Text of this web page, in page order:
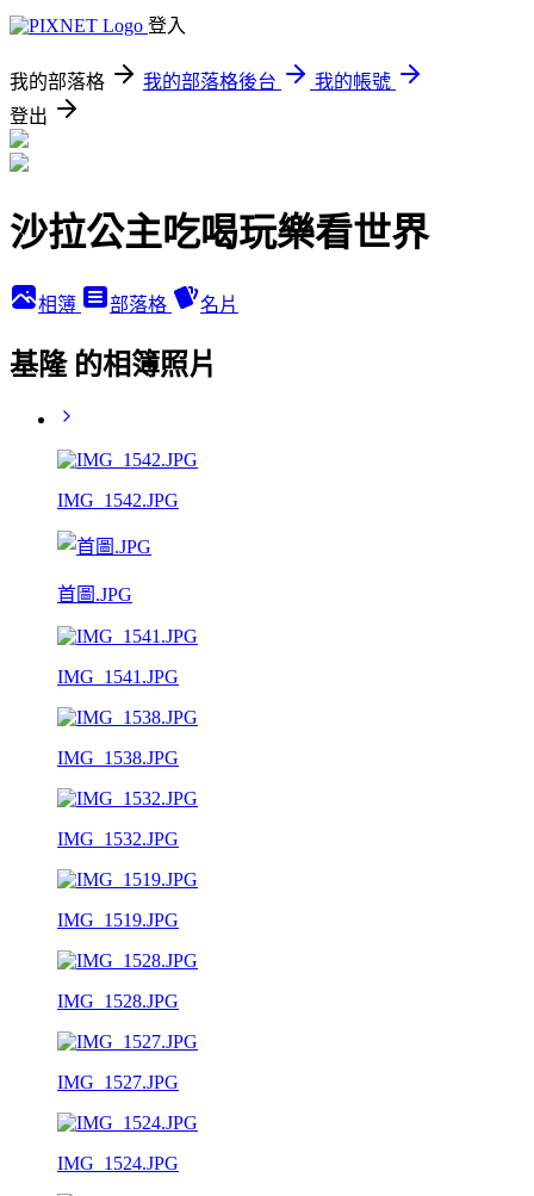
登入
我的部落格 我的部落格後台
我的帳號
登出
沙拉公主吃喝玩樂看世界
相簿 部落格 名片
基隆 的相簿照片
IMG_1542.JPG
首圖.JPG
IMG_1541.JPG
IMG_1538.JPG
IMG_1532.JPG
IMG_1519.JPG
IMG_1528.JPG
IMG_1527.JPG
IMG_1524.JPG